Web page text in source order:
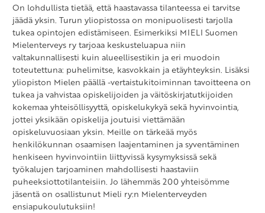
On lohdullista tietää, että haastavassa tilanteessa ei tarvitse
jäädä yksin. Turun yliopistossa on monipuolisesti tarjolla
tukea opintojen edistämiseen. Esimerkiksi MIELI Suomen
Mielenterveys ry tarjoaa keskusteluapua niin
valtakunnallisesti kuin alueellisestikin ja eri muodoin
toteutettuna: puhelimitse, kasvokkain ja etäyhteyksin. Lisäksi
yliopiston Mielen päällä -vertaistukitoiminnan tavoitteena on
tukea ja vahvistaa opiskelijoiden ja väitöskirjatutkijoiden
kokemaa yhteisöllisyyttä, opiskelukykyä sekä hyvinvointia,
jottei yksikään opiskelija joutuisi viettämään
opiskeluvuosiaan yksin. Meille on tärkeää myös
henkilökunnan osaamisen laajentaminen ja syventäminen
henkiseen hyvinvointiin liittyvissä kysymyksissä sekä
työkalujen tarjoaminen mahdollisesti haastaviin
puheeksiottotilanteisiin. Jo lähemmäs 200 yhteisömme
jäsentä on osallistunut Mieli ry:n Mielenterveyden
ensiapukoulutuksiin!